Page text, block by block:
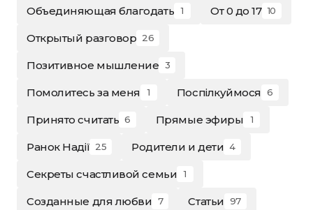
Объединяющая благодать 1 От 0 до 17 10
Открытый разговор 26
Позитивное мышление 3
Помолитесь за меня 1 Поспілкуймося 6
Принято считать 6 Прямые эфиры 1
Ранок Надії 25 Родители и дети 4
Секреты счастливой семьи 1
Созданные для любви 7 Статьи 97